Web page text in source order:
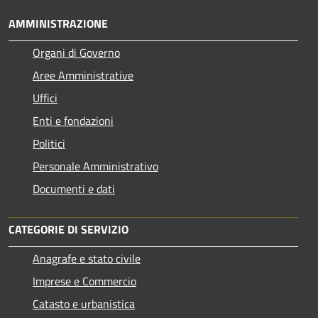
AMMINISTRAZIONE
Organi di Governo
Aree Amministrative
Uffici
Enti e fondazioni
Politici
Personale Amministrativo
Documenti e dati
CATEGORIE DI SERVIZIO
Anagrafe e stato civile
Imprese e Commercio
Catasto e urbanistica